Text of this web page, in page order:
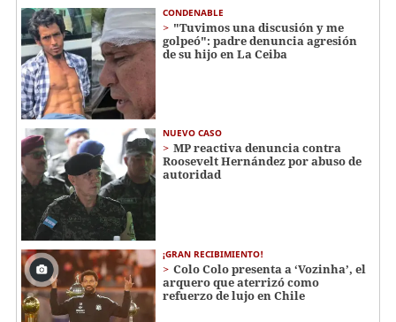
CONDENABLE
"Tuvimos una discusión y me
golpeó": padre denuncia agresión
de su hijo en La Ceiba
NUEVO CASO
MP reactiva denuncia contra
Roosevelt Hernández por abuso de
autoridad
¡GRAN RECIBIMIENTO!
Colo Colo presenta a ‘Vozinha’, el
arquero que aterrizó como
refuerzo de lujo en Chile